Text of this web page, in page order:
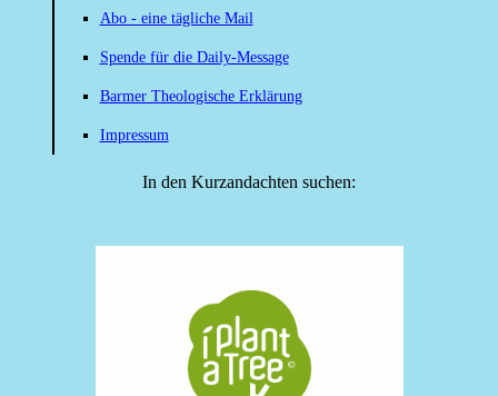
Abo - eine tägliche Mail
Spende für die Daily-Message
Barmer Theologische Erklärung
Impressum
In den Kurzandachten suchen: